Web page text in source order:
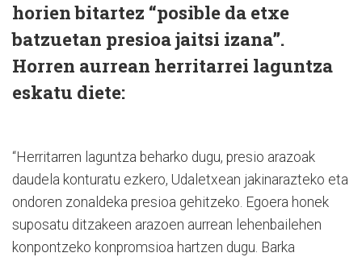
horien bitartez “posible da etxe
batzuetan presioa jaitsi izana”.
Horren aurrean herritarrei laguntza
eskatu diete:
“Herritarren laguntza beharko dugu, presio arazoak
daudela konturatu ezkero, Udaletxean jakinarazteko eta
ondoren zonaldeka presioa gehitzeko. Egoera honek
suposatu ditzakeen arazoen aurrean lehenbailehen
konpontzeko konpromsioa hartzen dugu. Barka